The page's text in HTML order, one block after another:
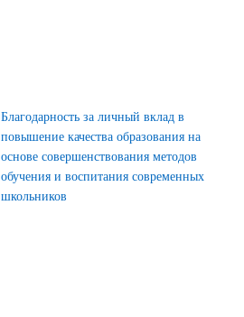
Благодарность за личный вклад в
повышение качества образования на
основе совершенствования методов
обучения и воспитания современных
школьников